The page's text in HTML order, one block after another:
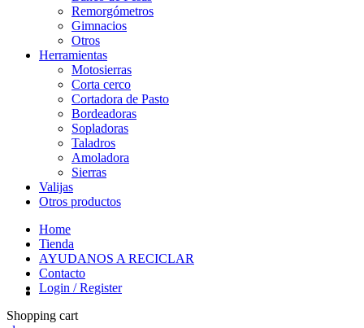
Remorgómetros
Gimnacios
Otros
Herramientas
Motosierras
Corta cerco
Cortadora de Pasto
Bordeadoras
Sopladoras
Taladros
Amoladora
Sierras
Valijas
Otros productos
Home
Tienda
AYUDANOS A RECICLAR
Contacto
Login / Register
Shopping cart